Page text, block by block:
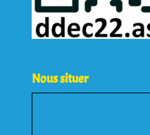
Nous situer